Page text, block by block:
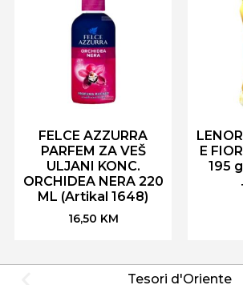
FELCE AZZURRA
PARFEM ZA VEŠ
ULJANI KONC.
ORCHIDEA NERA 220
ML (Artikal 1648)
16,50 KM
E
195
Tesori d'Oriente